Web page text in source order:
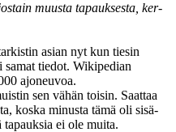
muus­ta tapauk­ses­ta, ker­
asian nyt kun tiesin
tiedot. Wikipedi­an
ajoneuvoa.
sen vähän toisin. Saat­taa
kos­ka minus­ta tämä oli sisä­
tapauk­sia ei ole muita.